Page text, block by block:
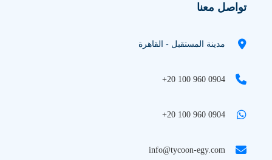
تواصل معنا
مدينة المستقبل - القاهرة
+20 100 960 0904
+20 100 960 0904
info@tycoon-egy.com